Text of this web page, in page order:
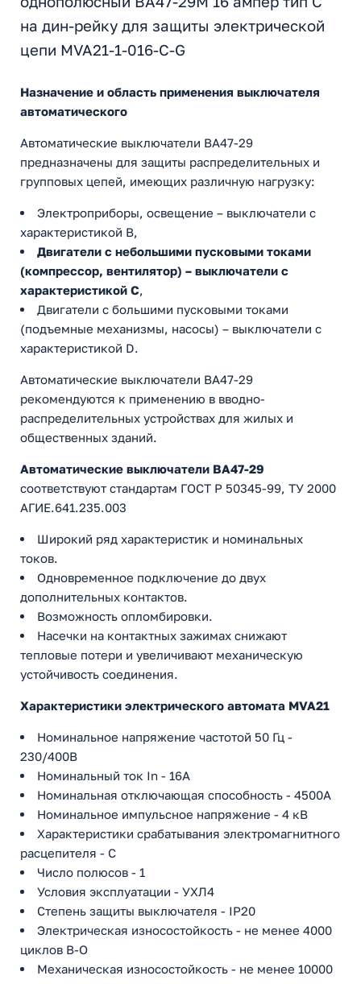
на дин-рейку для защиты электрической
цепи MVA21-1-016-C-G
Назначение и область применения выключателя
автоматического
Автоматические выключатели ВА47-29
предназначены для защиты распределительных и
групповых цепей, имеющих различную нагрузку:
Электроприборы, освещение – выключатели с
характеристикой В,
Двигатели с небольшими пусковыми токами
(компрессор, вентилятор) – выключатели с
характеристикой C,
Двигатели с большими пусковыми токами
(подъемные механизмы, насосы) – выключатели с
характеристикой D.
Автоматические выключатели ВА47-29
рекомендуются к применению в вводно-
распределительных устройствах для жилых и
общественных зданий.
Автоматические выключатели ВА47-29
соответствуют стандартам ГОСТ Р 50345-99, ТУ 2000
АГИЕ.641.235.003
Широкий ряд характеристик и номинальных
токов.
Одновременное подключение до двух
дополнительных контактов.
Возможность опломбировки.
Насечки на контактных зажимах снижают
тепловые потери и увеличивают механическую
устойчивость соединения.
Характеристики электрического автомата MVA21
Номинальное напряжение частотой 50 Гц -
230/400В
Номинальный ток In - 16А
Номинальная отключающая способность - 4500А
Номинальное импульсное напряжение - 4 кВ
Характеристики срабатывания электромагнитного
расцепителя - C
Число полюсов - 1
Условия эксплуатации - УХЛ4
Степень защиты выключателя - IP20
Электрическая износостойкость - не менее 4000
циклов В-О
Механическая износостойкость - не менее 10000